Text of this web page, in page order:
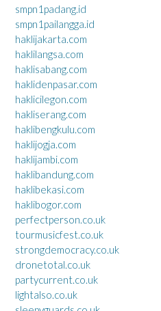
smpn1padang.id
smpn1pailangga.id
haklijakarta.com
haklilangsa.com
haklisabang.com
haklidenpasar.com
haklicilegon.com
hakliserang.com
haklibengkulu.com
haklijogja.com
haklijambi.com
haklibandung.com
haklibekasi.com
haklibogor.com
perfectperson.co.uk
tourmusicfest.co.uk
strongdemocracy.co.uk
dronetotal.co.uk
partycurrent.co.uk
lightalso.co.uk